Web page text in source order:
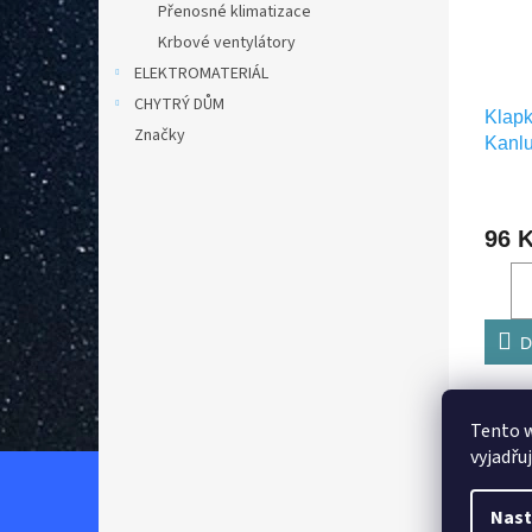
Tento
Přenosné klimatizace
Krbové ventylátory
ELEKTROMATERIÁL
CHYTRÝ DŮM
Značky
96
Popis